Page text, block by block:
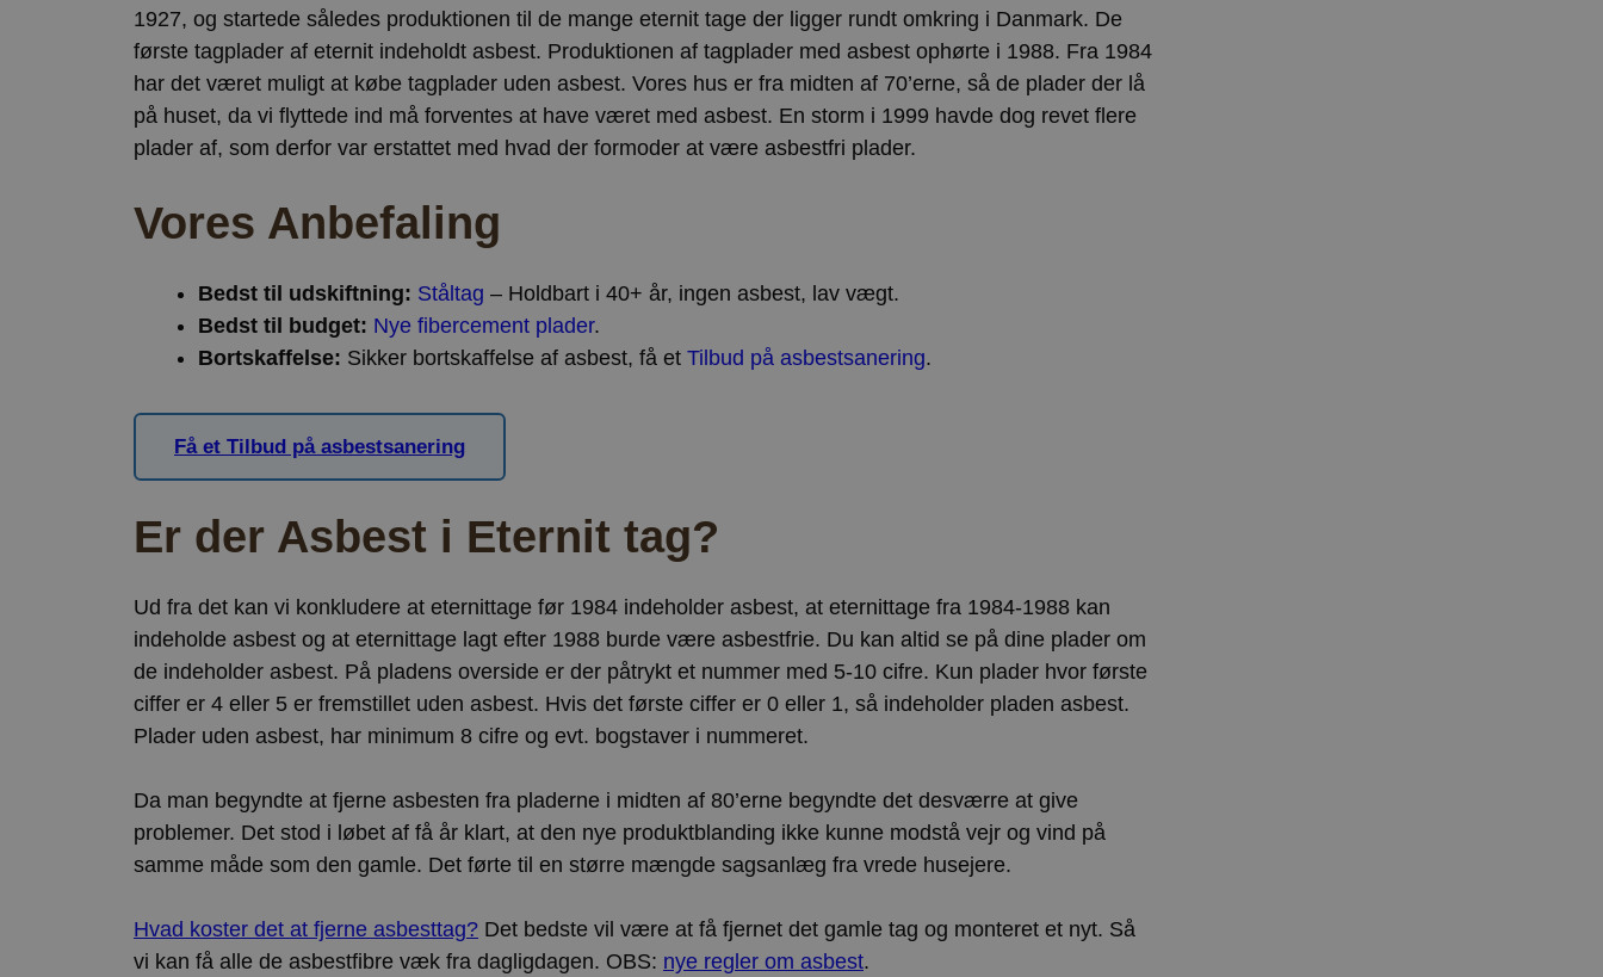
1927, og startede således produktionen til de mange eternit tage der ligger rundt omkring i Danmark. De
første tagplader af eternit indeholdt asbest. Produktionen af tagplader med asbest ophørte i 1988. Fra 1984
har det været muligt at købe tagplader uden asbest. Vores hus er fra midten af 70’erne, så de plader der lå
på huset, da vi flyttede ind må forventes at have været med asbest. En storm i 1999 havde dog revet flere
plader af, som derfor var erstattet med hvad der formoder at være asbestfri plader.
Vores Anbefaling
Bedst til udskiftning: Ståltag – Holdbart i 40+ år, ingen asbest, lav vægt.
Bedst til budget: Nye fibercement plader.
Bortskaffelse: Sikker bortskaffelse af asbest, få et Tilbud på asbestsanering.
Få et Tilbud på asbestsanering
Er der Asbest i Eternit tag?
Ud fra det kan vi konkludere at eternittage før 1984 indeholder asbest, at eternittage fra 1984-1988 kan
indeholde asbest og at eternittage lagt efter 1988 burde være asbestfrie. Du kan altid se på dine plader om
de indeholder asbest. På pladens overside er der påtrykt et nummer med 5-10 cifre. Kun plader hvor første
ciffer er 4 eller 5 er fremstillet uden asbest. Hvis det første ciffer er 0 eller 1, så indeholder pladen asbest.
Plader uden asbest, har minimum 8 cifre og evt. bogstaver i nummeret.
Da man begyndte at fjerne asbesten fra pladerne i midten af 80’erne begyndte det desværre at give
problemer. Det stod i løbet af få år klart, at den nye produktblanding ikke kunne modstå vejr og vind på
samme måde som den gamle. Det førte til en større mængde sagsanlæg fra vrede husejere.
Hvad koster det at fjerne asbesttag? Det bedste vil være at få fjernet det gamle tag og monteret et nyt. Så
vi kan få alle de asbestfibre væk fra dagligdagen. OBS: nye regler om asbest.